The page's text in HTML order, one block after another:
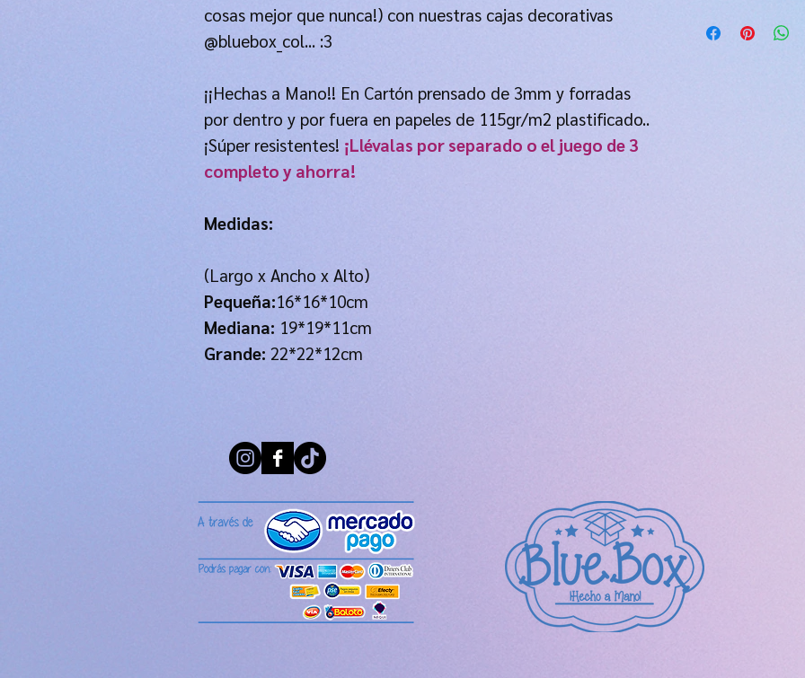
cosas mejor que nunca!) con nuestras cajas decorativas
@bluebox_col... :3
¡¡Hechas a Mano!! En Cartón prensado de 3mm y forradas
por dentro y por fuera en papeles de 115gr/m2 plastificado..
¡Súper resistentes! ¡Llévalas por separado o el juego de 3
completo y ahorra!
Medidas:
(Largo x Ancho x Alto)
Pequeña:16*16*10cm
Mediana: 19*19*11cm
Grande: 22*22*12cm
Grande:
Mediana:0.5kg